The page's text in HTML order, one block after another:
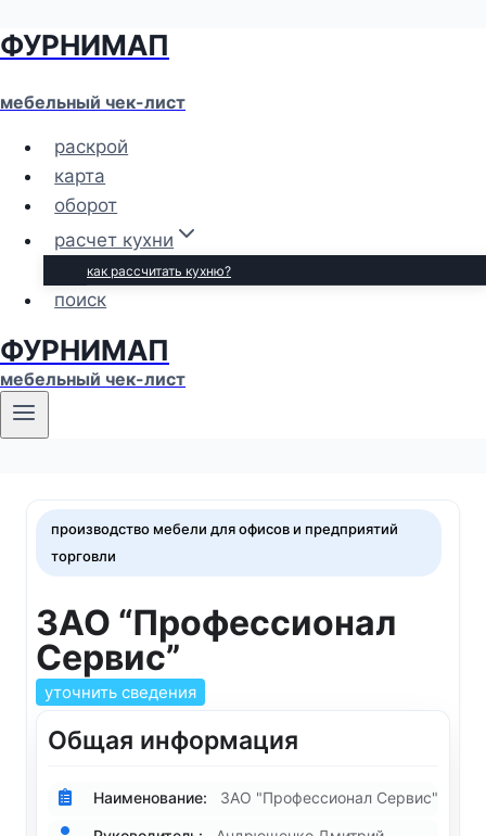
Перейти
содержимому
ФУРНИМАП
мебельный чек-лист
раскрой
карта
оборот
расчет кухни
как рассчитать кухню?
поиск
ФУРНИМАП
мебельный чек-лист
производство мебели для офисов и предприятий
торговли
ЗАО “Профессионал
Сервис”
уточнить сведения
Общая информация
Наименование: ЗАО "Профессионал Сервис"